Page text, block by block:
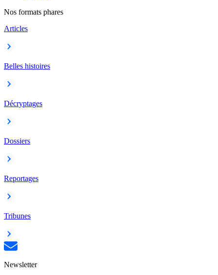
Nos formats phares
Articles
Belles histoires
Décryptages
Dossiers
Reportages
Tribunes
Newsletter